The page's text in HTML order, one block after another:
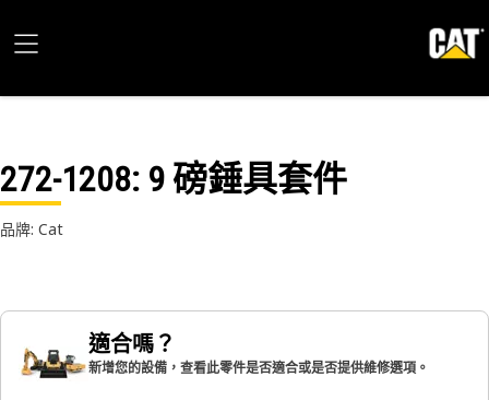
272-1208: 9 磅錘具套件
品牌: Cat
適合嗎？
新增您的設備，查看此零件是否適合或是否提供維修選項。